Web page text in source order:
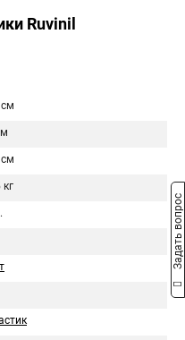
Ruvinil
кг
Задать вопрос